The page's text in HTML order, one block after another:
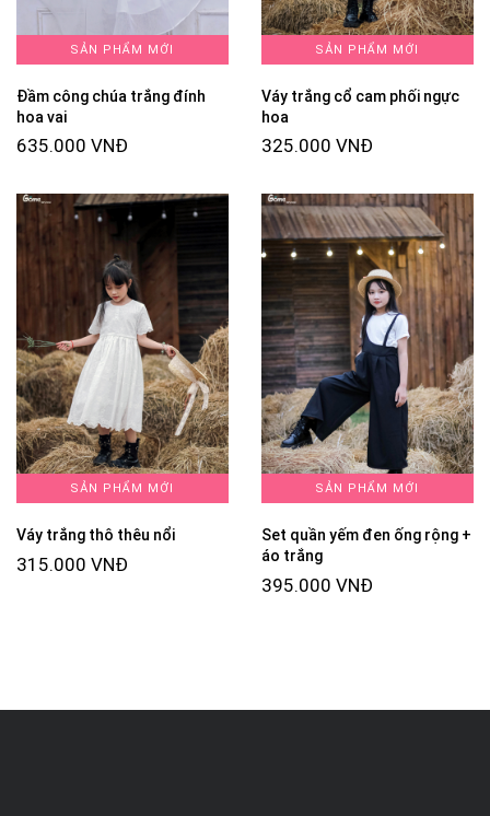
SẢN PHẨM MỚI
Đầm công chúa trắng đính
hoa vai
635.000 VNĐ
SẢN PHẨM MỚI
Váy trắng cổ cam phối ngực
hoa
325.000 VNĐ
SẢN PHẨM MỚI
Váy trắng thô thêu nổi
315.000 VNĐ
SẢN PHẨM MỚI
Set quần yếm đen ống rộng +
áo trắng
395.000 VNĐ